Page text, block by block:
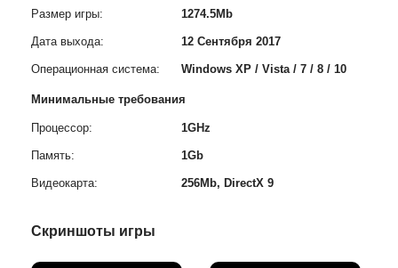
Размер игры: 1274.5Mb
Дата выхода: 12 Сентября 2017
Операционная система: Windows XP / Vista / 7 / 8 / 10
Минимальные требования
Процессор: 1GHz
Память: 1Gb
Видеокарта: 256Mb, DirectX 9
Скриншоты игры